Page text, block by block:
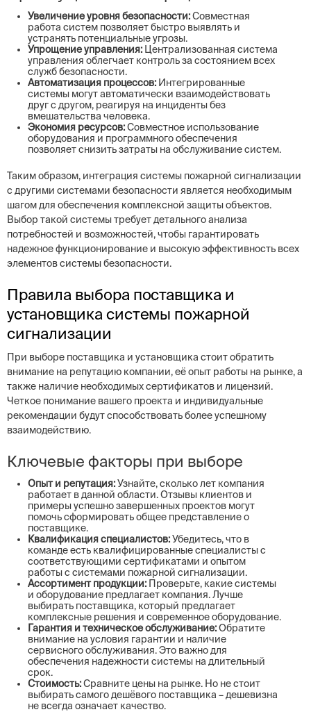
Увеличение уровня безопасности:Совместная
работа систем позволяет быстро выявлять и
устранять потенциальные угрозы.
Упрощение управления: Централизованная система
управления облегчает контроль за состоянием всех
служб безопасности.
Автоматизация процессов: Интегрированные
системы могут автоматически взаимодействовать
друг с другом, реагируя на инциденты без
вмешательства человека.
Экономия ресурсов:Совместное использование
оборудования и программного обеспечения
позволяет снизить затраты на обслуживание систем.
Таким образом, интеграция системы пожарной сигнализации
с другими системами безопасности является необходимым
шагом для обеспечения комплексной защиты объектов.
Выбор такой системы требует детального анализа
потребностей и возможностей, чтобы гарантировать
надежное функционирование и высокую эффективность всех
элементов системы безопасности.
Правила выбора поставщика и
установщика системы пожарной
сигнализации
При выборе поставщика и установщика стоит обратить
внимание на репутацию компании, её опыт работы на рынке, а
также наличие необходимых сертификатов и лицензий.
Четкое понимание вашего проекта и индивидуальные
рекомендации будут способствовать более успешному
взаимодействию.
Ключевые факторы при выборе
Опыт и репутация:Узнайте, сколько лет компания
работает в данной области. Отзывы клиентов и
примеры успешно завершенных проектов могут
помочь сформировать общее представление о
поставщике.
Квалификация специалистов:Убедитесь, что в
команде есть квалифицированные специалисты с
соответствующими сертификатами и опытом
работы с системами пожарной сигнализации.
Ассортимент продукции: Проверьте, какие системы
и оборудование предлагает компания. Лучше
выбирать поставщика, который предлагает
комплексные решения и современное оборудование.
Гарантия и техническое обслуживание:Обратите
внимание на условия гарантии и наличие
сервисного обслуживания. Это важно для
обеспечения надежности системы на длительный
срок.
Стоимость:Сравните цены на рынке. Но не стоит
выбирать самого дешёвого поставщика – дешевизна
не всегда означает качество.